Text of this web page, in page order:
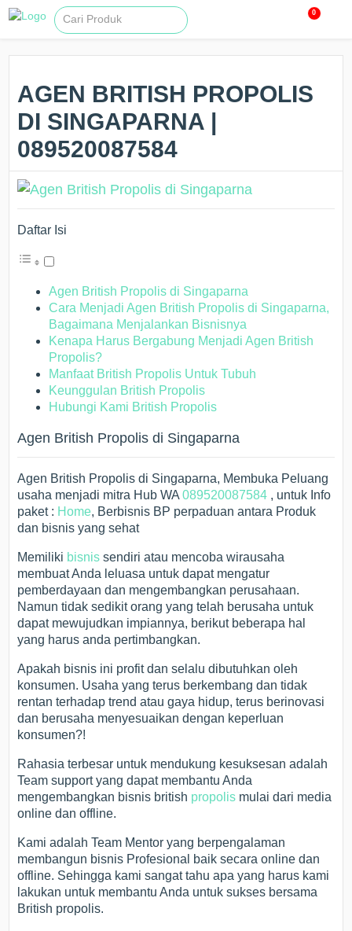
0
AGEN BRITISH PROPOLIS
DI SINGAPARNA |
089520087584
Daftar Isi
Agen British Propolis di Singaparna
Cara Menjadi Agen British Propolis di Singaparna,
Bagaimana Menjalankan Bisnisnya
Kenapa Harus Bergabung Menjadi Agen British
Propolis?
Manfaat British Propolis Untuk Tubuh
Keunggulan British Propolis
Hubungi Kami British Propolis
Agen British Propolis di Singaparna
Agen British Propolis di Singaparna, Membuka Peluang
usaha menjadi mitra Hub WA089520087584 , untuk Info
paket : Home, Berbisnis BP perpaduan antara Produk
dan bisnis yang sehat
Memiliki bisnis sendiri atau mencoba wirausaha
membuat Anda leluasa untuk dapat mengatur
pemberdayaan dan mengembangkan perusahaan.
Namun tidak sedikit orang yang telah berusaha untuk
dapat mewujudkan impiannya, berikut beberapa hal
yang harus anda pertimbangkan.
Apakah bisnis ini profit dan selalu dibutuhkan oleh
konsumen. Usaha yang terus berkembang dan tidak
rentan terhadap trend atau gaya hidup, terus berinovasi
dan berusaha menyesuaikan dengan keperluan
konsumen?!
Rahasia terbesar untuk mendukung kesuksesan adalah
Team support yang dapat membantu Anda
mengembangkan bisnis british propolis mulai dari media
online dan offline.
Kami adalah Team Mentor yang berpengalaman
membangun bisnis Profesional baik secara online dan
offline. Sehingga kami sangat tahu apa yang harus kami
lakukan untuk membantu Anda untuk sukses bersama
British propolis.